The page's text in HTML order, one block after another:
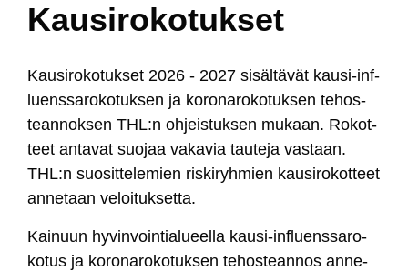
Kausirokotukset
Kau­si­ro­ko­tuk­set 2026 - 2027 si­säl­tä­vät kau­si-inf­
luens­sa­ro­ko­tuk­sen ja ko­ro­na­ro­ko­tuk­sen te­hos­
tean­nok­sen THL:n oh­jeis­tuk­sen mu­kaan. Ro­kot­
teet an­ta­vat suo­jaa va­ka­via tau­te­ja vas­taan.
THL:n suo­sit­te­le­mien ris­ki­ryh­mien kau­si­ro­kot­teet
an­ne­taan ve­loi­tuk­set­ta.
Kai­nuun hy­vin­voin­tia­lueel­la kau­si-inf­luens­sa­ro­
ko­tus ja ko­ro­na­ro­ko­tuk­sen te­hos­tean­nos an­ne­